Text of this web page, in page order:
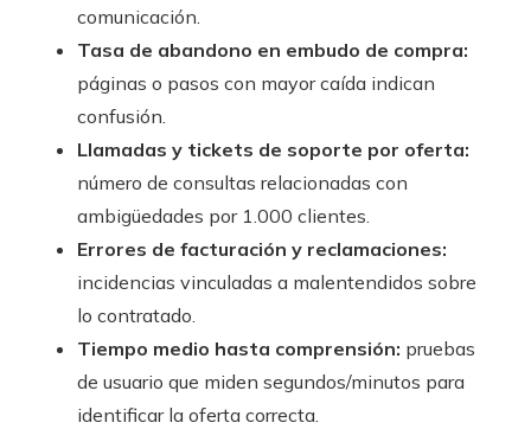
comunicación.
Tasa de abandono en embudo de compra:
páginas o pasos con mayor caída indican
confusión.
Llamadas y tickets de soporte por oferta:
número de consultas relacionadas con
ambigüedades por 1.000 clientes.
Errores de facturación y reclamaciones:
incidencias vinculadas a malentendidos sobre
lo contratado.
Tiempo medio hasta comprensión: pruebas
de usuario que miden segundos/minutos para
identificar la oferta correcta.